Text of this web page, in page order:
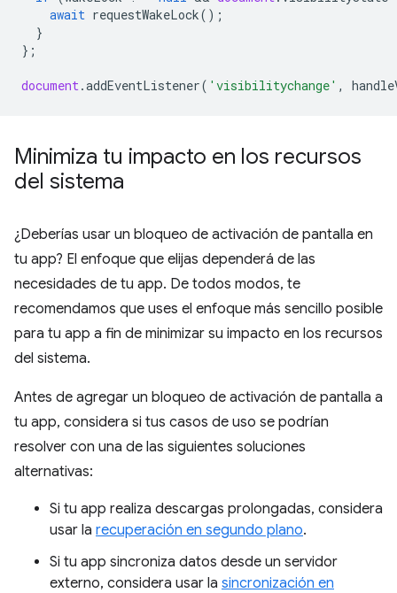
await requestWakeLock();
}
};
document.addEventListener( 'visibilitychange' ,
Minimiza tu impacto en los recursos
del sistema
¿Deberías usar un bloqueo de activación de pantalla en
tu app? El enfoque que elijas dependerá de las
necesidades de tu app. De todos modos, te
recomendamos que uses el enfoque más sencillo posible
para tu app a fin de minimizar su impacto en los recursos
del sistema.
Antes de agregar un bloqueo de activación de pantalla a
tu app, considera si tus casos de uso se podrían
resolver con una de las siguientes soluciones
alternativas:
Si tu app realiza descargas prolongadas, considera
usar la recuperación en segundo plano.
Si tu app sincroniza datos desde un servidor
externo, considera usar la sincronización en